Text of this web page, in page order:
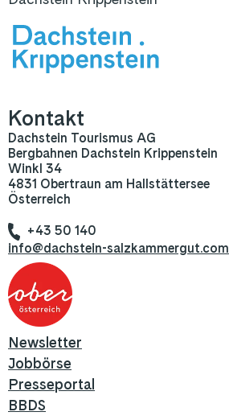
Kontakt
Dachstein Tourismus AG
Bergbahnen Dachstein Krippenstein
Winkl 34
4831 Obertraun am Hallstättersee
Österreich
+43 50 140
info@dachstein-salzkammergut.com
Newsletter
Jobbörse
Presseportal
BBDS